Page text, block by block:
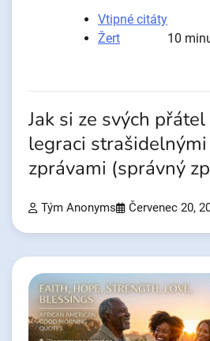
Vtipné citáty
Žert
10
Jak si ze svých
legraci
zprávami (správný
Tým Anonyms Červenec 20,